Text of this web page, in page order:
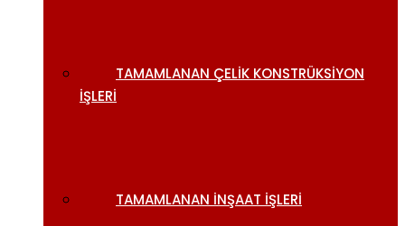
TAMAMLANAN ÇELIK KONSTRÜKSIYON
İŞLERI
TAMAMLANAN İNŞAAT İŞLERI